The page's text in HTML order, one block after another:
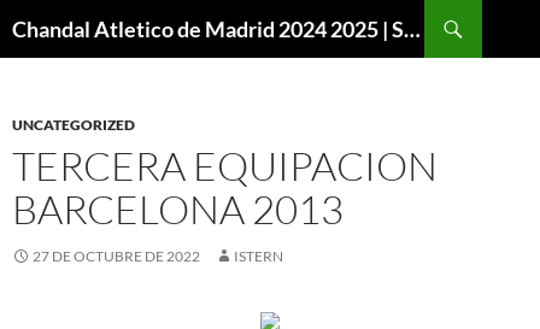
Chandal Atletico de Madrid 2024 2025 | SuperVigo
UNCATEGORIZED
TERCERA EQUIPACION
BARCELONA 2013
27 DE OCTUBRE DE 2022 ISTERN